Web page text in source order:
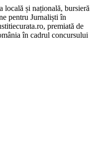
locală și națională, bursieră
pentru Jurnaliști în
premiată de
în cadrul concursului